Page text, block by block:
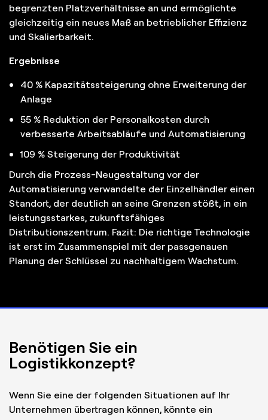
begrenzten Platzverhältnisse an und ermöglichte
gleichzeitig ein neues Maß an betrieblicher Effizienz
und Skalierbarkeit.
Ergebnisse
40 % Kapazitätssteigerung ohne Erweiterung der
Anlage
55 % Reduktion der Personalkosten durch
verbesserte Arbeitsabläufe und Automatisierung
109 % Steigerung der Produktivität
Durch die Prozess-Neugestaltung vor der
Automatisierung verwandelte der Einzelhändler einen
Standort, der deutlich an seine Grenzen stößt, in ein
leistungsstarkes, zukunftsfähiges
Distributionszentrum. Fazit: Die richtige Technologie
ist erst im Zusammenspiel mit der passgenauen
Planung der Schlüssel zu nachhaltigem Wachstum.
Benötigen Sie ein
Logistikkonzept?
Wenn Sie eine der folgenden Situationen auf Ihr
Unternehmen übertragen können, könnte ein